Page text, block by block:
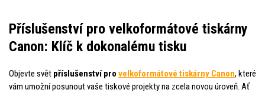
Příslušenství pro velkoformátové tiskárny
Canon: Klíč k dokonalému tisku
Objevte svět příslušenství pro velkoformátové tiskárny Canon, které
vám umožní posunout vaše tiskové projekty na zcela novou úroveň. Ať